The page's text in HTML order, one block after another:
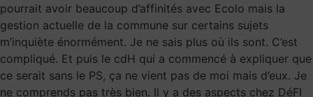
pourrait avoir beaucoup d’affinités avec Ecolo mais la
gestion actuelle de la commune sur certains sujets
m’inquiète énormément. Je ne sais plus où ils sont. C’est
compliqué. Et puis le cdH qui a commencé à expliquer que
ce serait sans le PS, ça ne vient pas de moi mais d’eux. Je
ne comprends pas très bien. Il y a des aspects chez DéFI